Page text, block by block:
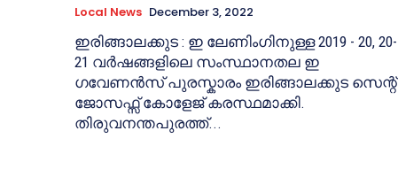
Local News December 3, 2022
ഇരിങ്ങാലക്കുട : ഇ ലേണിംഗിനുള്ള 2019 - 20, 20-
21 വർഷങ്ങളിലെ സംസ്ഥാനതല ഇ
ഗവേണൻസ് പുരസ്കാരം ഇരിങ്ങാലക്കുട സെന്റ്
ജോസഫ്സ് കോളേജ് കരസ്ഥമാക്കി.
തിരുവനന്തപുരത്ത്...